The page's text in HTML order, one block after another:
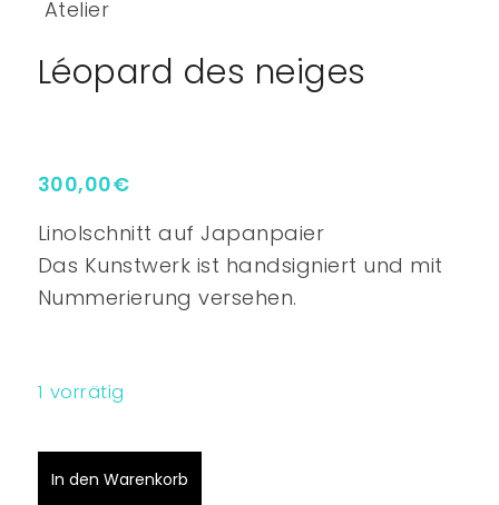
Léopard des neiges
300,00€
Linolschnitt auf Japanpaier
Das Kunstwerk ist handsigniert und mit
Nummerierung versehen.
1 vorrätig
In den Warenkorb